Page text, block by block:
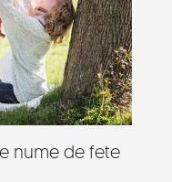
nume de fete